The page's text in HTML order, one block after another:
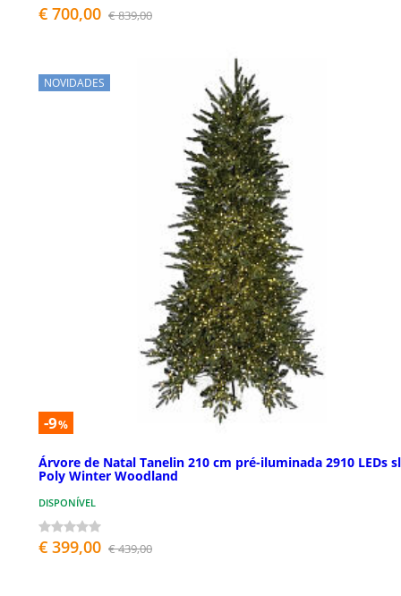
€ 700,00 € 839,00
NOVIDADES
-9%
Árvore de Natal Tanelin 210 cm pré-iluminada 2910 LEDs
Poly Winter Woodland
DISPONÍVEL
€ 399,00 € 439,00